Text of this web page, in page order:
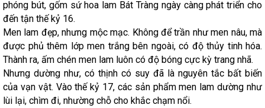
phóng bút, gốm sứ hoa lam Bát Tràng ngày càng phát triển cho
đến tận thế kỷ 16.
Men lam đẹp, nhưng mộc mạc. Không để trần như men nâu, mà
được phủ thêm lớp men trắng bên ngoài, có độ thủy tinh hóa.
Thành ra, ấm chén men lam luôn có độ bóng cực kỳ trang nhã.
Nhưng dường như, có thịnh có suy đã là nguyên tắc bất biến
của vạn vật. Vào thế kỷ 17, các sản phẩm men lam dường như
lùi lại, chìm đi, nhường chỗ cho khắc chạm nổi.